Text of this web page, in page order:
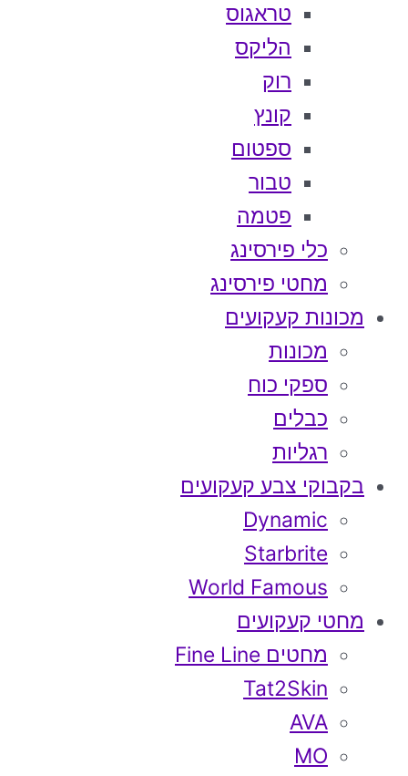
טראגוס
הליקס
רוק
קונץ
ספטום
טבור
פטמה
כלי פירסינג
מחטי פירסינג
מכונות קעקועים
מכונות
ספקי כוח
כבלים
רגליות
בקבוקי צבע קעקועים
Dynamic
Starbrite
World Famous
מחטי קעקועים
מחטים Fine Line
Tat2Skin
AVA
MO